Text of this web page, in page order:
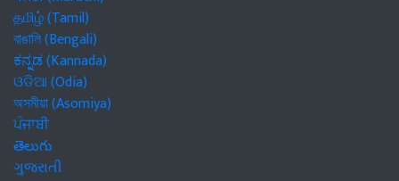
தமிழ் (Tamil)
বাঙালি (Bengali)
ಕನ್ನಡ (Kannada)
ଓଡିଆ (Odia)
অসমীয়া (Asomiya)
ਪੰਜਾਬੀ
తెలుగు
ગુજરાતી